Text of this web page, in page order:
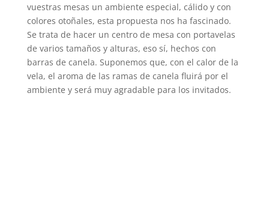
vuestras mesas un ambiente especial, cálido y con
colores otoñales, esta propuesta nos ha fascinado.
Se trata de hacer un centro de mesa con portavelas
de varios tamaños y alturas, eso sí, hechos con
barras de canela. Suponemos que, con el calor de la
vela, el aroma de las ramas de canela fluirá por el
ambiente y será muy agradable para los invitados.